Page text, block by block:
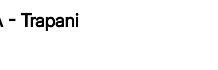
- Trapani